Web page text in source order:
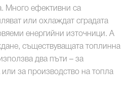
Много ефективни са
или охлаждат сградата
енергийни източници. А
съществуващата топлинна
два пъти – за
или за производство на топла